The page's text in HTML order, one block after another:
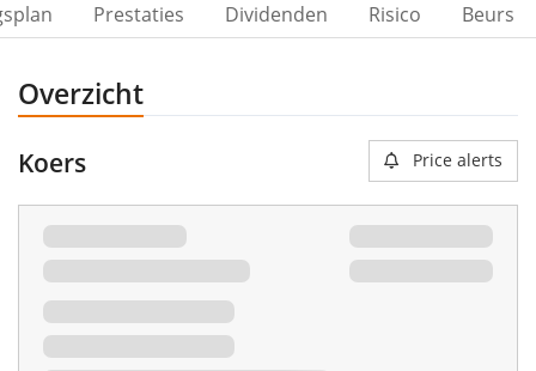
Prestaties Dividenden Risico Beurs
Overzicht
Koers Price alerts